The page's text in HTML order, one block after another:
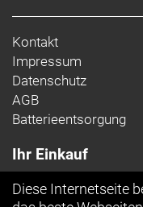
Kontakt
Impressum
Datenschutz
AGB
Batterieentsorgung
Ihr Einkauf
Diese Internetseite